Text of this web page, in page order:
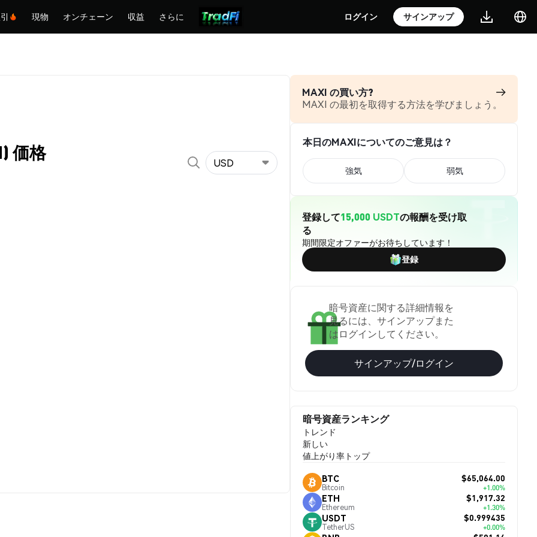
現物 オンチェーン 収益 さらに ログイン サインアップ
価格 USD
MAXI の買い方?
MAXI の最初を取得する方法を学びましょう。
本日のMAXIについてのご意見は？
強気 弱気
登録して15,000 USDTの報酬を受け取
る
期間限定オファーがお待ちしています！
登録
暗号資産に関する詳細情報を
見るには、サインアップまた
はログインしてください。
サインアップ/ログイン
暗号資産ランキング
トレンド
新しい
値上がり率トップ
BTC
Bitcoin
$65,064.00
+1.00%
ETH
Ethereum
$1,917.32
+1.30%
USDT
TetherUS
$0.999435
+0.00%